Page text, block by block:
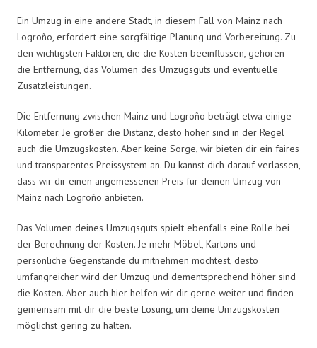
Ein Umzug in eine andere Stadt, in diesem Fall von Mainz nach
Logroño, erfordert eine sorgfältige Planung und Vorbereitung. Zu
den wichtigsten Faktoren, die die Kosten beeinflussen, gehören
die Entfernung, das Volumen des Umzugsguts und eventuelle
Zusatzleistungen.
Die Entfernung zwischen Mainz und Logroño beträgt etwa einige
Kilometer. Je größer die Distanz, desto höher sind in der Regel
auch die Umzugskosten. Aber keine Sorge, wir bieten dir ein faires
und transparentes Preissystem an. Du kannst dich darauf verlassen,
dass wir dir einen angemessenen Preis für deinen Umzug von
Mainz nach Logroño anbieten.
Das Volumen deines Umzugsguts spielt ebenfalls eine Rolle bei
der Berechnung der Kosten. Je mehr Möbel, Kartons und
persönliche Gegenstände du mitnehmen möchtest, desto
umfangreicher wird der Umzug und dementsprechend höher sind
die Kosten. Aber auch hier helfen wir dir gerne weiter und finden
gemeinsam mit dir die beste Lösung, um deine Umzugskosten
möglichst gering zu halten.